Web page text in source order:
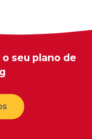
seu plano de